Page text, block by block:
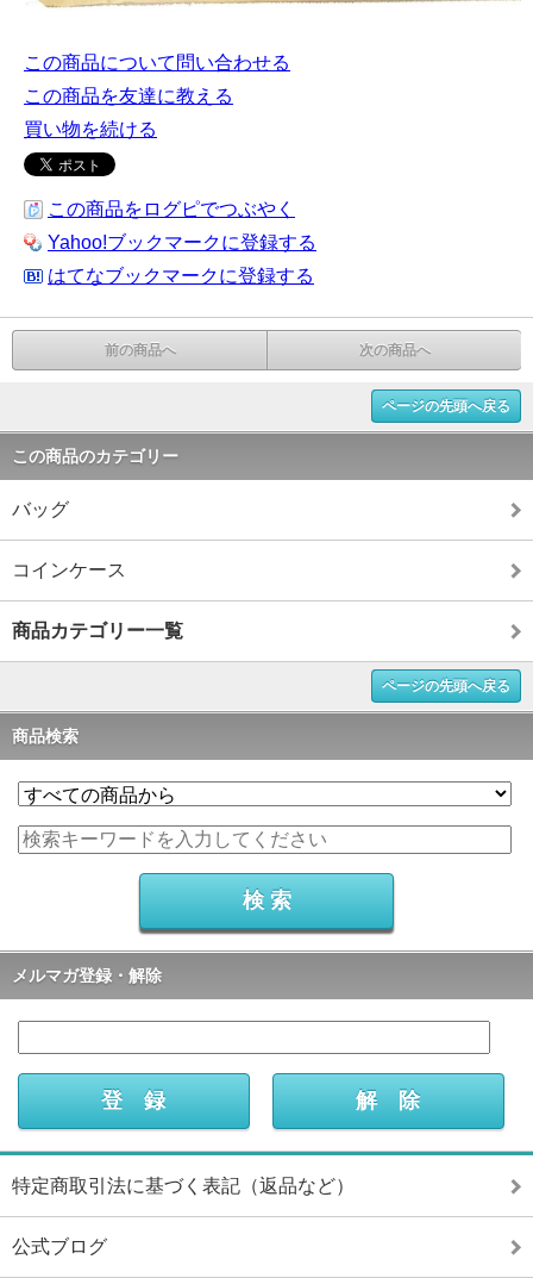
この商品について問い合わせる
この商品を友達に教える
買い物を続ける
この商品をログピでつぶやく
Yahoo!ブックマークに登録する
はてなブックマークに登録する
前の商品へ 次の商品へ
ページの先頭へ戻る
この商品のカテゴリー
バッグ
コインケース
商品カテゴリー一覧
ページの先頭へ戻る
商品検索
メルマガ登録・解除
特定商取引法に基づく表記（返品など）
公式ブログ